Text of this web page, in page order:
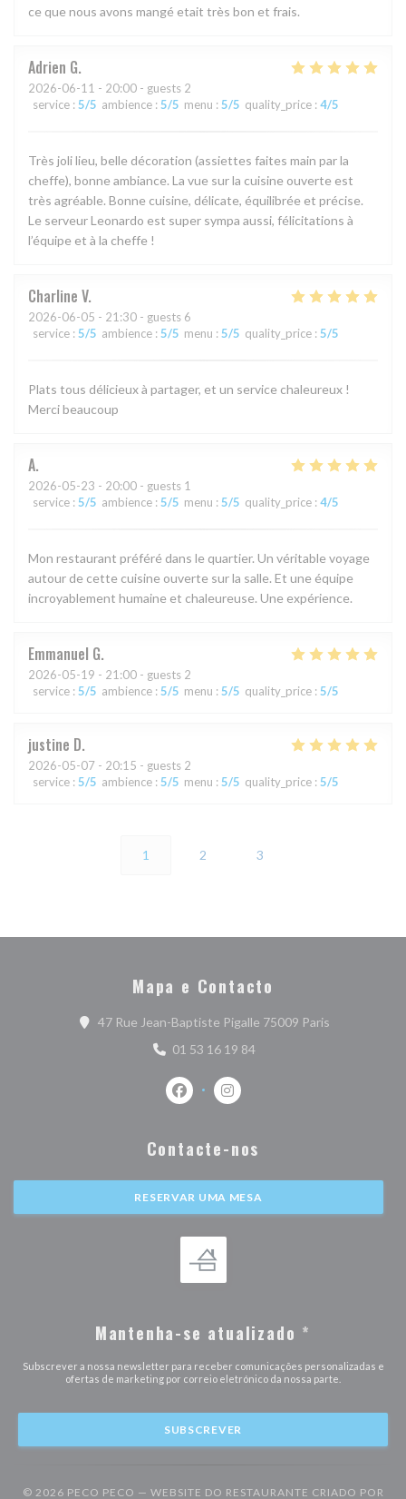
ce que nous avons mangé etait très bon et frais.
Adrien G
2026-06-11 - 20:00 - guests 2
service : 5/5 ambience : 5/5 menu : 5/5 quality_price : 4/5
Très joli lieu, belle décoration (assiettes faites main par la
cheffe), bonne ambiance. La vue sur la cuisine ouverte est
très agréable. Bonne cuisine, délicate, équilibrée et précise.
Le serveur Leonardo est super sympa aussi, félicitations à
l’équipe et à la cheffe !
Charline V
2026-06-05 - 21:30 - guests 6
service : 5/5 ambience : 5/5 menu : 5/5 quality_price : 5/5
Plats tous délicieux à partager, et un service chaleureux !
Merci beaucoup
A
2026-05-23 - 20:00 - guests 1
service : 5/5 ambience : 5/5 menu : 5/5 quality_price : 4/5
Mon restaurant préféré dans le quartier. Un véritable voyage
autour de cette cuisine ouverte sur la salle. Et une équipe
incroyablement humaine et chaleureuse. Une expérience.
Emmanuel G
2026-05-19 - 21:00 - guests 2
service : 5/5 ambience : 5/5 menu : 5/5 quality_price : 5/5
justine D
2026-05-07 - 20:15 - guests 2
service : 5/5 ambience : 5/5 menu : 5/5 quality_price : 5/5
1 2 3
Mapa e Contacto
47 Rue Jean-Baptiste Pigalle 75009 Paris((abre numa
01 53 16 19 84
Facebook ((abre numa nova janela))
Instagram ((abre numa nova
Contacte-nos
RESERVAR UMA MESA
Mantenha-se atualizado *
Subscrever a nossa newsletter para receber comunicações personalizadas e
ofertas de marketing por correio eletrónico da nossa parte.
SUBSCREVER
© 2026 PECO PECO — WEBSITE DO RESTAURANTE CRIADO POR